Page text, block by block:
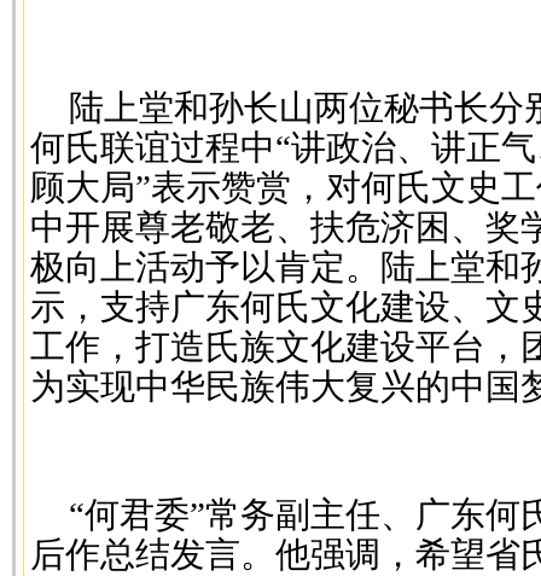
陆上堂和孙长山两位秘书长分
何氏联谊过程中“讲政治、讲正
顾大局”表示赞赏，对何氏文史
中开展尊老敬老、扶危济困、奖
极向上活动予以肯定。陆上堂和
示，支持广东何氏文化建设、文
工作，打造氏族文化建设平台，
为实现中华民族伟大复兴的中国
“何君委”常务副主任、广东何
后作总结发言。他强调，希望省